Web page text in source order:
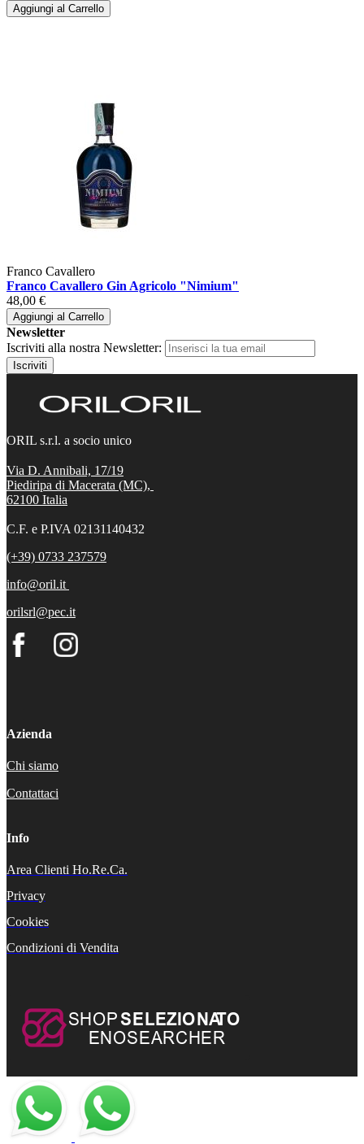
Aggiungi al Carrello
Franco Cavallero
Franco Cavallero Gin Agricolo "Nimium"
48,00 €
Aggiungi al Carrello
Newsletter
Iscriviti alla nostra Newsletter:
Iscriviti
ORIL s.r.l. a socio unico
Via D. Annibali, 17/19
Piediripa di Macerata (MC),
62100 Italia
C.F. e P.IVA 02131140432
(+39) 0733 237579
info@oril.it
orilsrl@pec.it
Azienda
Chi siamo
Contattaci
Info
Area Clienti Ho.Re.Ca.
Privacy
Cookies
Condizioni di Vendita